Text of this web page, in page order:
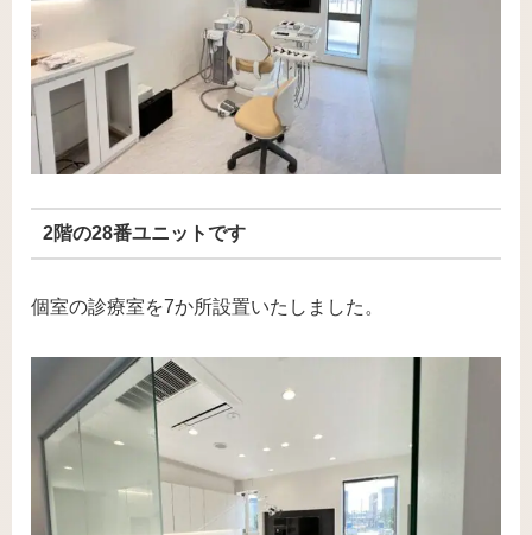
2階の28番ユニットです
個室の診療室を7か所設置いたしました。